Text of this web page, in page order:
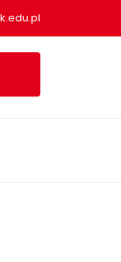
Facebook
na tiktok